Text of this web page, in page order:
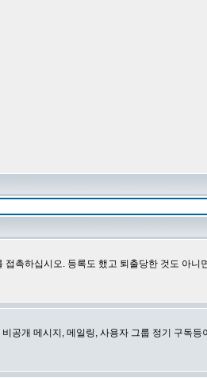
촉하십시오. 등록도 했고 퇴출당한 것도 아니
공개 메시지, 메일링, 사용자 그룹 정기 구독등